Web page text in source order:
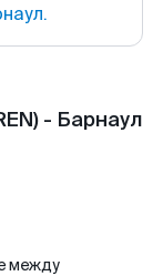
- Барнаул
между